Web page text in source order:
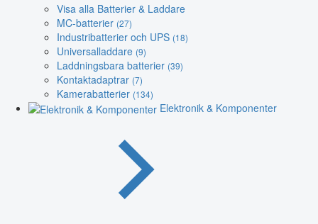
Visa alla Batterier & Laddare
MC-batterier (27)
Industribatterier och UPS (18)
Universalladdare (9)
Laddningsbara batterier (39)
Kontaktadaptrar (7)
Kamerabatterier (134)
Elektronik & Komponenter